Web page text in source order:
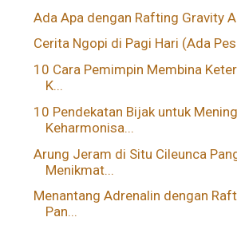
Ada Apa dengan Rafting Gravity
Cerita Ngopi di Pagi Hari (Ada
10 Cara Pemimpin Membina
K...
10 Pendekatan Bijak untuk
Keharmonisa...
Arung Jeram di Situ Cileunca
Menikmat...
Menantang Adrenalin dengan
Pan...